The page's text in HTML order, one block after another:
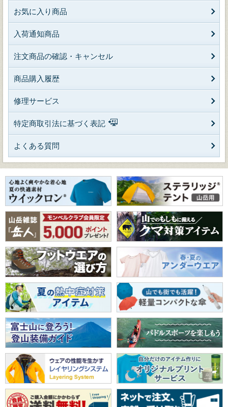
お気に入り商品
入荷通知商品
注文商品の確認・キャンセル
商品購入履歴
修理サービス
特定商取引法に基づく表記
よくある質問